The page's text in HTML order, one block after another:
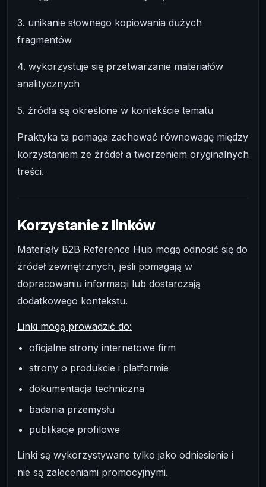
3. unikanie słownego kopiowania dużych
fragmentów
4. wykorzystuje się przetwarzanie materiałów
analitycznych
5. źródła są określone w kontekście tematu
Praktyka ta pomaga zachować równowagę między
korzystaniem ze źródeł a tworzeniem oryginalnych
treści.
Korzystanie z linków
Materiały B2B Reference Hub mogą odnosić się do
źródeł zewnętrznych, jeśli pomagają w
dopracowaniu informacji lub dostarczają
dodatkowego kontekstu.
Linki mogą prowadzić do:
oficjalne strony internetowe firm
strony o produkcie i platformie
dokumentacja techniczna
badania przemysłu
publikacje profilowe
Linki są wykorzystywane tylko jako odniesienie i
nie są zaleceniami promocyjnymi.